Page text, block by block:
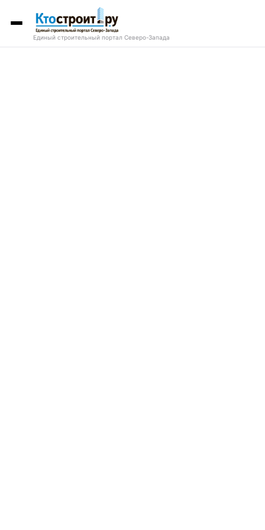
Единый строительный портал Северо-Запада